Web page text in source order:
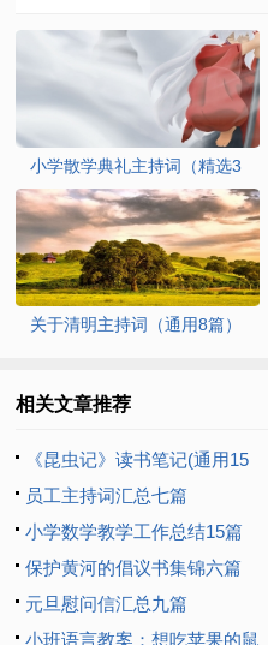
小学散学典礼主持词（精选3
篇）
关于清明主持词（通用8篇）
相关文章推荐
《昆虫记》读书笔记(通用15
篇)员工主持词汇总七篇
小学数学教学工作总结15篇
保护黄河的倡议书集锦六篇
元旦慰问信汇总九篇
小班语言教案：想吃苹果的鼠